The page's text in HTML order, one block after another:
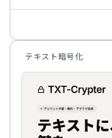
テキスト暗号化